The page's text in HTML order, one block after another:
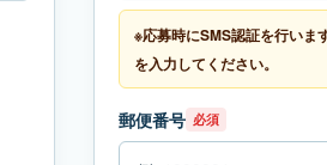
※応募時にSMS認証を行いま
を入力してください。
郵便番号 必須